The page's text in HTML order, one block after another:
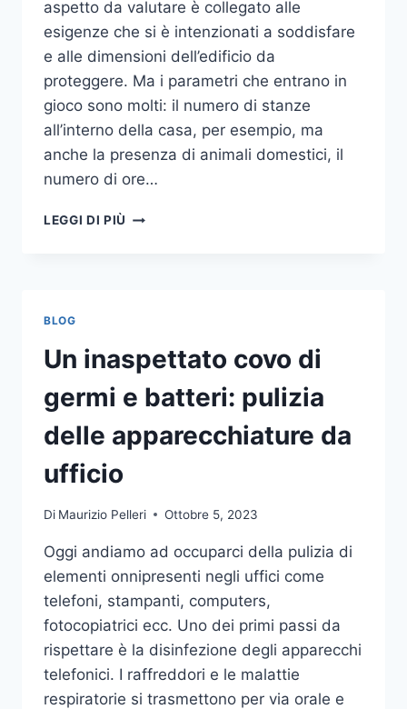
aspetto da valutare è collegato alle
esigenze che si è intenzionati a soddisfare
e alle dimensioni dell’edificio da
proteggere. Ma i parametri che entrano in
gioco sono molti: il numero di stanze
all’interno della casa, per esempio, ma
anche la presenza di animali domestici, il
numero di ore…
LEGGI DI PIÙ COME
BLOG
Un inaspettato covo di
germi e batteri: pulizia
delle apparecchiature da
ufficio
Di Maurizio Pelleri Ottobre 5, 2023
Oggi andiamo ad occuparci della pulizia di
elementi onnipresenti negli uffici come
telefoni, stampanti, computers,
fotocopiatrici ecc. Uno dei primi passi da
rispettare è la disinfezione degli apparecchi
telefonici. I raffreddori e le malattie
respiratorie si trasmettono per via orale e